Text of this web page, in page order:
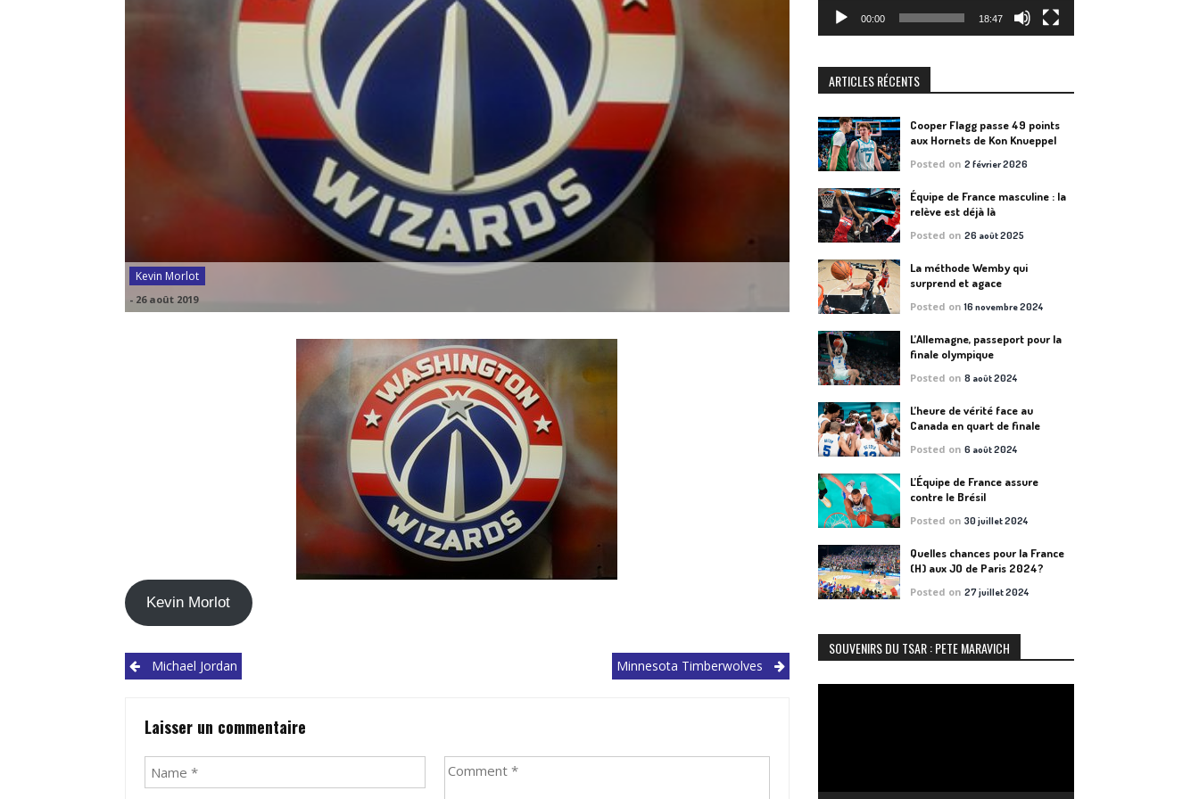
Kevin Morlot
- 26 août 2019
Kevin Morlot
PostMichael Jordan Minnesota Timberwolves
Laisser un commentaire
00:00 18:47
ARTICLES RÉCENTS
Cooper Flagg passe 49 points
aux Hornets de Kon Knueppel
Posted on2 février 2026
Équipe de France masculine : la
relève est déjà là
Posted on26 août 2025
La méthode Wemby qui
surprend et agace
Posted on16 novembre 2024
L’Allemagne, passeport pour la
finale olympique
Posted on8 août 2024
L’heure de vérité face au
Canada en quart de finale
Posted on6 août 2024
L’Équipe de France assure
contre le Brésil
Posted on30 juillet 2024
Quelles chances pour la France
(H) aux JO de Paris 2024?
Posted on27 juillet 2024
SOUVENIRS DU TSAR : PETE MARAVICH